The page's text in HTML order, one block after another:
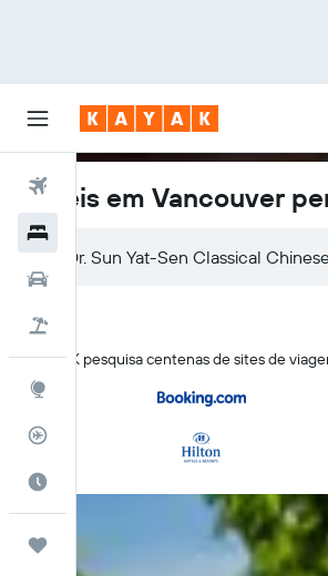
Voos
Rastreador de voos
Hotéis em Vancouver
O KAYAK pesquisa centenas de sites de